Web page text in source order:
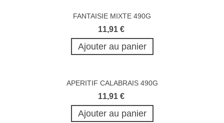
FANTAISIE MIXTE 490G
11,91 €
Ajouter au panier
APERITIF CALABRAIS 490G
11,91 €
Ajouter au panier